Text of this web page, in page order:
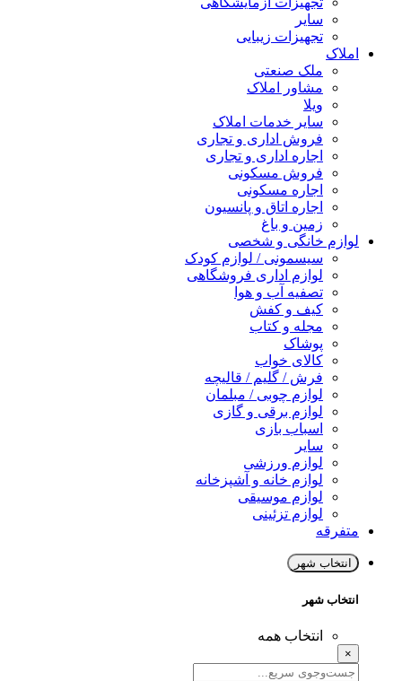
سایر
تجهیزات زیبایی
املاک
ملک صنعتی
مشاور املاک
ویلا
سایر خدمات املاک
فروش اداری و تجاری
اجاره اداری و تجاری
فروش مسکونی
اجاره مسکونی
اجاره اتاق و پانسیون
زمین و باغ
لوازم خانگی و شخصی
سیسمونی / لوازم کودک
لوازم اداری فروشگاهی
تصفیه آب و هوا
کیف و کفش
مجله و کتاب
پوشاک
کالای خواب
فرش / گلیم / قالیچه
لوازم چوبی / مبلمان
لوازم برقی و گازی
اسباب بازی
سایر
لوازم ورزشی
لوازم خانه و آشپزخانه
لوازم موسیقی
لوازم تزئینی
متفرقه
انتخاب شهر
انتخاب شهر
انتخاب همه